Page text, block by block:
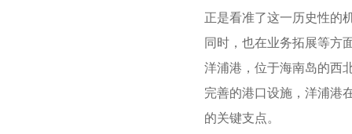
正是看准了这一历史性的
同时，也在业务拓展等方
洋浦港 ，位于海南岛的西
完善的港口设施，洋浦港
的关键支点。